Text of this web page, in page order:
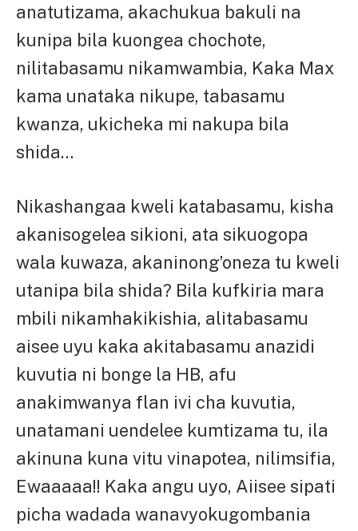
anatutizama, akachukua bakuli na
kunipa bila kuongea chochote,
nilitabasamu nikamwambia, Kaka Max
kama unataka nikupe, tabasamu
kwanza, ukicheka mi nakupa bila
shida…
Nikashangaa kweli katabasamu, kisha
akanisogelea sikioni, ata sikuogopa
wala kuwaza, akaninong’oneza tu kweli
utanipa bila shida? Bila kufkiria mara
mbili nikamhakikishia, alitabasamu
aisee uyu kaka akitabasamu anazidi
kuvutia ni bonge la HB, afu
anakimwanya flan ivi cha kuvutia,
unatamani uendelee kumtizama tu, ila
akinuna kuna vitu vinapotea, nilimsifia,
Ewaaaaa!! Kaka angu uyo, Aiisee sipati
picha wadada wanavyokugombania